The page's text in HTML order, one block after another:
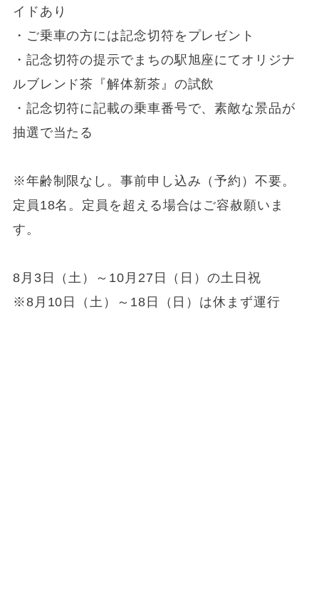
イドあり
・ご乗車の方には記念切符をプレゼント
・記念切符の提示でまちの駅旭座にてオリジナ
ルブレンド茶『解体新茶』の試飲
・記念切符に記載の乗車番号で、素敵な景品が
抽選で当たる
※年齢制限なし。事前申し込み（予約）不要。
定員18名。定員を超える場合はご容赦願いま
す。
8月3日（土）～10月27日（日）の土日祝
※8月10日（土）～18日（日）は休まず運行